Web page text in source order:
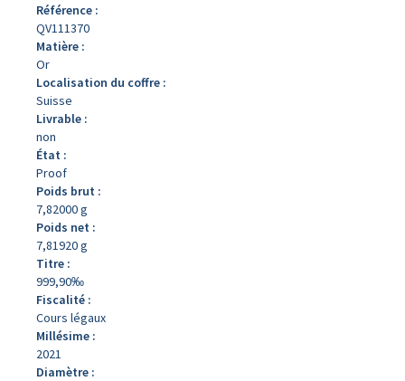
Référence :
QV111370
Matière :
Or
Localisation du coffre :
Suisse
Livrable :
non
État :
Proof
Poids brut :
7,82000 g
Poids net :
7,81920 g
Titre :
999,90‰
Fiscalité :
Cours légaux
Millésime :
2021
Diamètre :